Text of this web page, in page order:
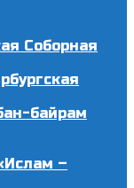
Соборная
байрам
–